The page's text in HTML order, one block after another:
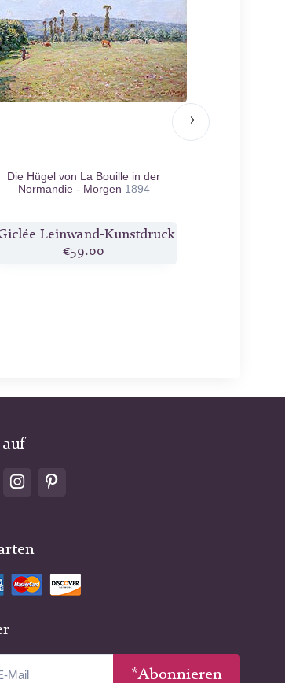
Die Hügel von La Bouille in der
Normandie - Morgen 1894
Leinwand-Kunstdruck
€59.00
auf
*Abonnieren